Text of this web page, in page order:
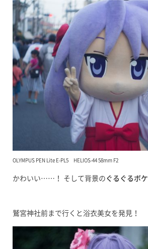
OLYMPUS PEN Lite E-PL5 HELIOS-44 58mm F2
かわいい……！ そして背景の ぐるぐるボケ
鷲宮神社前まで行くと浴衣美女を発見！